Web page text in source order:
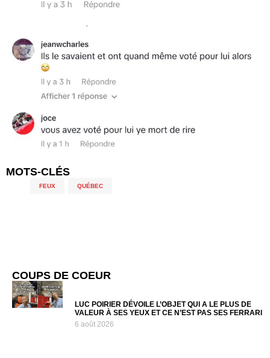
MOTS-CLÉS
FEUX QUÉBEC
COUPS DE COEUR
LUC POIRIER DÉVOILE L’OBJET QUI A LE PLUS DE
VALEUR À SES YEUX ET CE N’EST PAS SES FERRARI
6 août 2026